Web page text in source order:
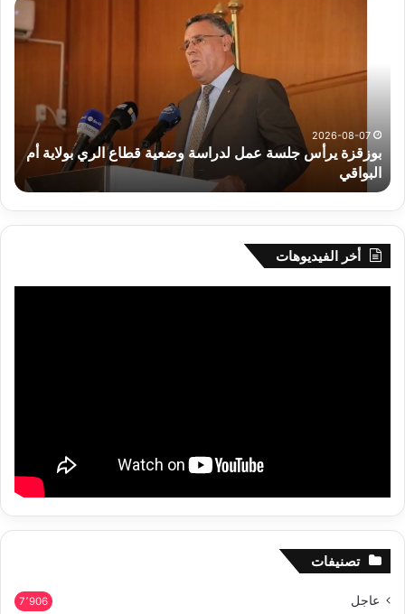
لدراسة
الري
بولاية
البواقي
2026-08-07
بوزقزة يرأس جلسة عمل لدراسة وضعية قطاع الري بولاية أم
البواقي
أخر الفيديوهات
تصنيفات
عاجل 7٬906